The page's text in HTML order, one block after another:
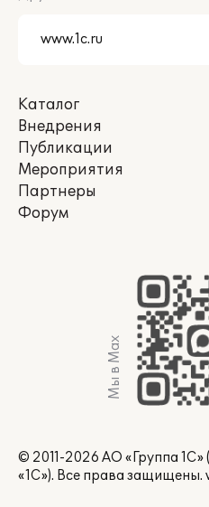
Каталог
Внедрения
Публикации
Мероприятия
Партнеры
Форум
Мы в Max
© 2011-2026 АО «Группа
«1С»). Все права защищены.